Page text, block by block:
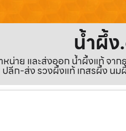
น้ำผึ้
น่าย และส่งออก น้ำผึ้งแท้ จา
ปลีก-ส่ง รวงผึ้งแท้ เกสรผึ้ง น